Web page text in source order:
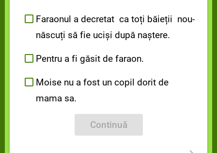
Faraonul a decretat ca toți băieții nou-
născuți să fie uciși după naștere.
Pentru a fi găsit de faraon.
Moise nu a fost un copil dorit de
mama sa.
Continuă